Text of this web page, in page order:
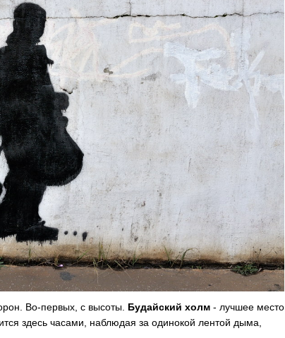
Во-первых, с высоты. Будайский холм - лучшее место
здесь часами, наблюдая за одинокой лентой дыма,